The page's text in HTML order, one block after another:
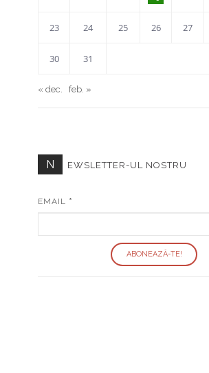
23 24 25 26 27
30 31
« dec. feb. »
N EWSLETTER-UL NOSTRU
EMAIL *